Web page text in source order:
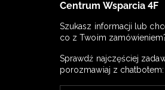
Centrum Wsparcia 4F
Szukasz informacji lub
co z Twoim
Sprawdź najczęściej
porozmawiaj z chatbotem: